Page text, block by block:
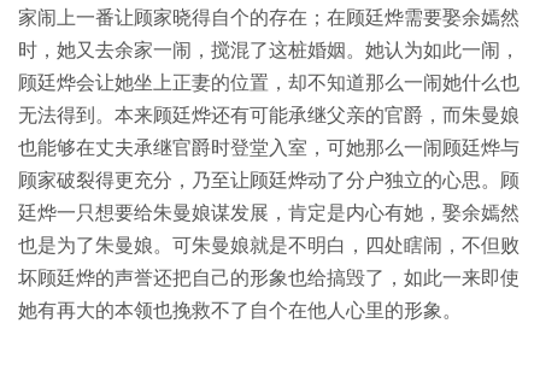
家闹上一番让顾家晓得自个的存在；在顾廷烨需要娶余嫣然
时，她又去余家一闹，搅混了这桩婚姻。她认为如此一闹，
顾廷烨会让她坐上正妻的位置，却不知道那么一闹她什么也
无法得到。本来顾廷烨还有可能承继父亲的官爵，而朱曼娘
也能够在丈夫承继官爵时登堂入室，可她那么一闹顾廷烨与
顾家破裂得更充分，乃至让顾廷烨动了分户独立的心思。顾
廷烨一只想要给朱曼娘谋发展，肯定是内心有她，娶余嫣然
也是为了朱曼娘。可朱曼娘就是不明白，四处瞎闹，不但败
坏顾廷烨的声誉还把自己的形象也给搞毁了，如此一来即使
她有再大的本领也挽救不了自个在他人心里的形象。